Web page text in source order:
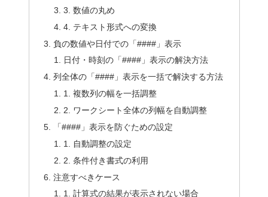
3. 数値の丸め
4. テキスト形式への変換
負の数値や日付での「####」表示
日付・時刻の「####」表示の解決方法
列全体の「####」表示を一括で解決する方法
1. 複数列の幅を一括調整
2. ワークシート全体の列幅を自動調整
「####」表示を防ぐための設定
1. 自動調整の設定
2. 条件付き書式の利用
注意すべきケース
1. 計算式の結果が表示されない場合